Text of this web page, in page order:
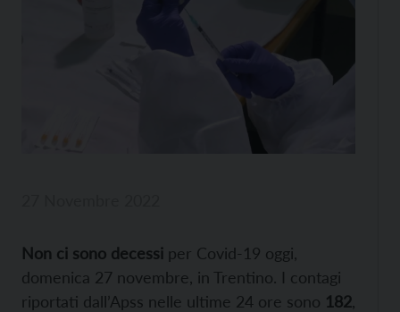
Non ci sono decessi per Covid-19 oggi,
domenica 27 novembre, in Trentino. I contagi
riportati dall’Apss nelle ultime 24 ore sono 182